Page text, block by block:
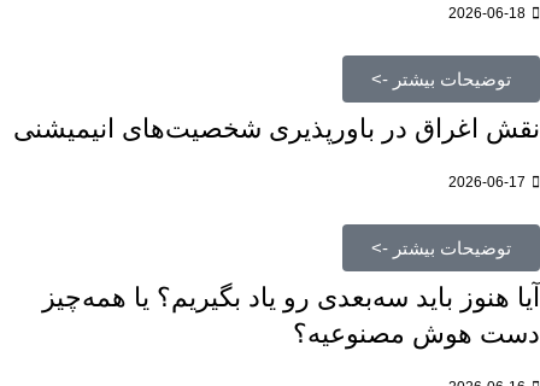
توضیحات بیشتر ->
نقش اغراق در باورپذیری شخصیت‌های انیمیشنی
توضیحات بیشتر ->
آیا هنوز باید سه‌بعدی‌ رو یاد بگیریم؟ یا همه‌چیز
دست هوش مصنوعیه؟